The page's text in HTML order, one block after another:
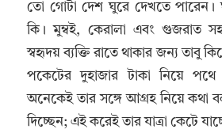
তো গোটা দেশ ঘুরে দেখতে পারেন।
কি। মুম্বই, কেরালা এবং গুজরাত
স্বহৃদয় ব্যক্তি রাতে থাকার জন্য তাবু
পকেটের দুহাজার টাকা নিয়ে পথে
অনেকেই তার সঙ্গে আগ্রহ নিয়ে কথা
দিচ্ছেন; এই করেই তার যাত্রা কেটে